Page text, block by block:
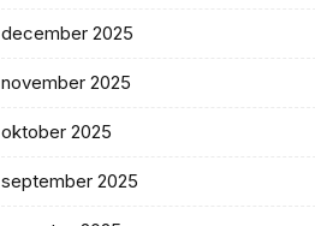
december 2025
november 2025
oktober 2025
september 2025